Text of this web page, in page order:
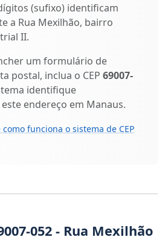
(sufixo) identificam
a Rua Mexilhão, bairro
II.
um formulário de
postal, inclua o CEP 69007-
identifique
endereço em Manaus.
funciona o sistema de CEP
052 - Rua Mexilhão